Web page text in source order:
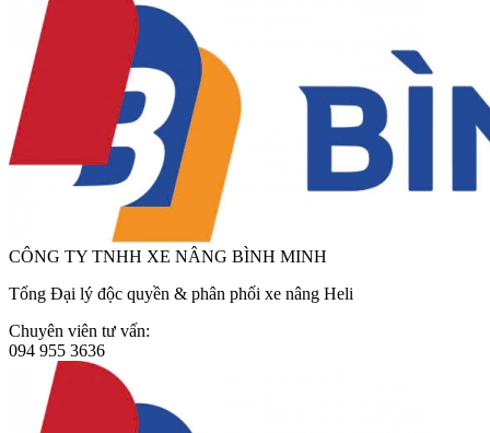
CÔNG TY TNHH XE NÂNG BÌNH MINH
Tổng Đại lý độc quyền & phân phối xe nâng Heli
Chuyên viên tư vấn:
094 955 3636